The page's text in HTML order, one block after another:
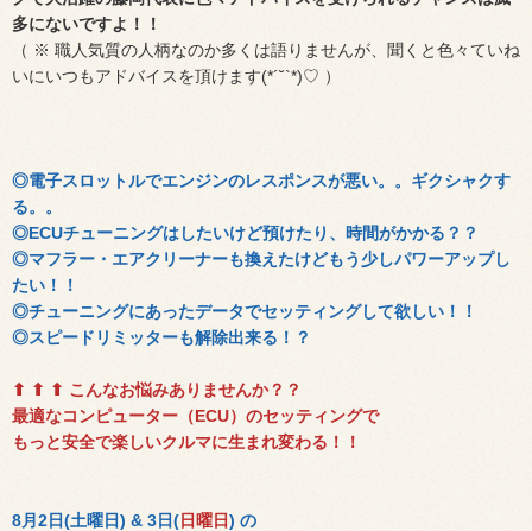
多にないですよ！！
（ ※ 職人気質の人柄なのか多くは語りませんが、聞くと色々ていね
いにいつもアドバイスを頂けます(*´˘`*)♡ ）
◎電子スロットルでエンジンのレスポンスが悪い。。ギクシャクす
る。。
◎ECUチューニングはしたいけど預けたり、時間がかかる？？
◎マフラー・エアクリーナーも換えたけどもう少しパワーアップし
たい！！
◎チューニングにあったデータでセッティングして欲しい！！
◎スピードリミッターも解除出来る！？
⬆︎ ⬆︎ ⬆︎ こんなお悩みありませんか？？
最適なコンピューター（ECU）のセッティングで
もっと安全で楽しいクルマに生まれ変わる！！
8月2日(土曜日) & 3日(日曜日) の